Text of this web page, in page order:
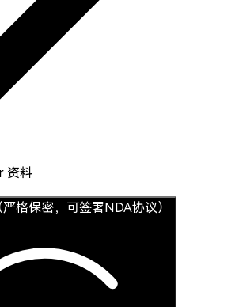
资料
格保密，可签署NDA协议）